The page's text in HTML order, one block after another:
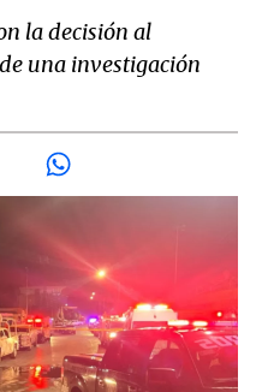
la decisión al
una investigación